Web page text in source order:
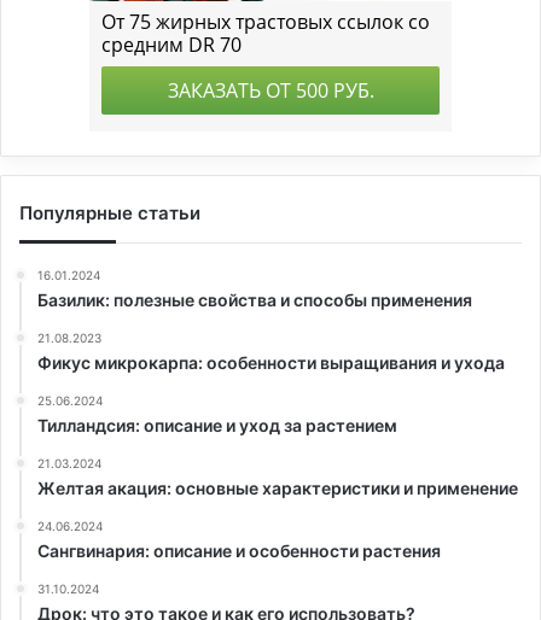
Популярные статьи
16.01.2024
Базилик: полезные свойства и способы применения
21.08.2023
Фикус микрокарпа: особенности выращивания и ухода
25.06.2024
Тилландсия: описание и уход за растением
21.03.2024
Желтая акация: основные характеристики и применение
24.06.2024
Сангвинария: описание и особенности растения
31.10.2024
Дрок: что это такое и как его использовать?